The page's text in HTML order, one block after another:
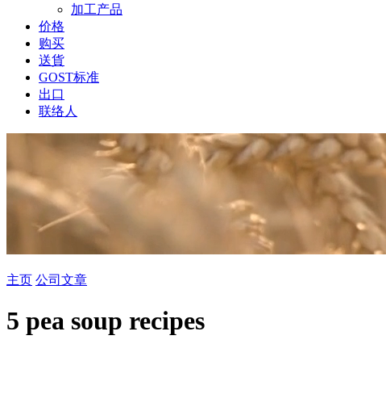
加工产品
价格
购买
送貨
GOST标准
出口
联络人
主页 公司 文章
5 pea soup recipes